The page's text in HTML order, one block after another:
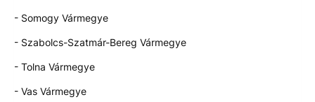
- Somogy Vármegye
- Szabolcs-Szatmár-Bereg Vármegye
- Tolna Vármegye
- Vas Vármegye